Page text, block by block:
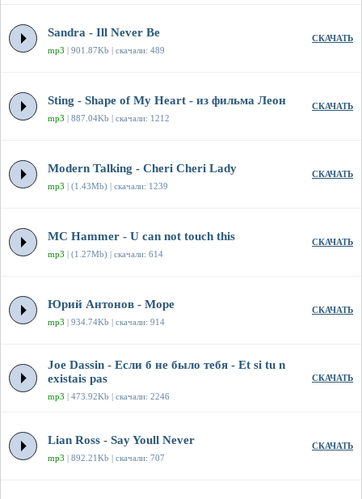
Sandra - Ill Never Be
mp3 | 901.87Kb | скачали: 489
СКАЧАТЬ
Sting - Shape of My Heart - из фильма Леон
mp3 | 887.04Kb | скачали: 1212
СКАЧАТЬ
Modern Talking - Cheri Cheri Lady
mp3 | (1.43Mb) | скачали: 1239
СКАЧАТЬ
MC Hammer - U can not touch this
mp3 | (1.27Mb) | скачали: 614
СКАЧАТЬ
Юрий Антонов - Море
mp3 | 934.74Kb | скачали: 914
СКАЧАТЬ
Joe Dassin - Если б не было тебя - Et si tu n
existais pas
mp3 | 473.92Kb | скачали: 2246
СКАЧАТЬ
Lian Ross - Say Youll Never
mp3 | 892.21Kb | скачали: 707
СКАЧАТЬ